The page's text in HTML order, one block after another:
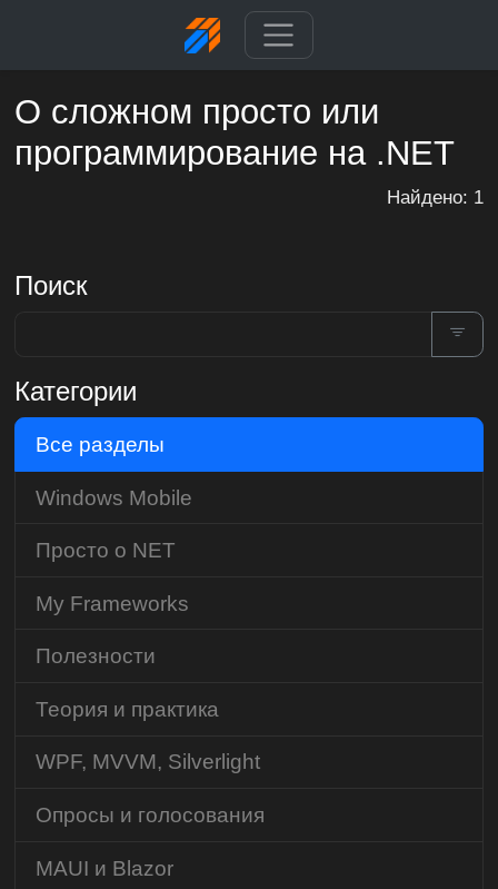
О сложном просто или
программирование на .NET
Найдено: 1
Поиск
Категории
Все разделы
Windows Mobile
Просто о NET
My Frameworks
Полезности
Теория и практика
WPF, MVVM, Silverlight
Опросы и голосования
MAUI и Blazor